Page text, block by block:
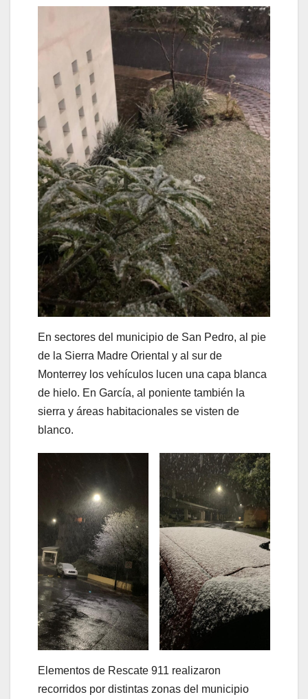
En sectores del municipio de San Pedro, al pie
de la Sierra Madre Oriental y al sur de
Monterrey los vehículos lucen una capa blanca
de hielo. En García, al poniente también la
sierra y áreas habitacionales se visten de
blanco.
Elementos de Rescate 911 realizaron
recorridos por distintas zonas del municipio